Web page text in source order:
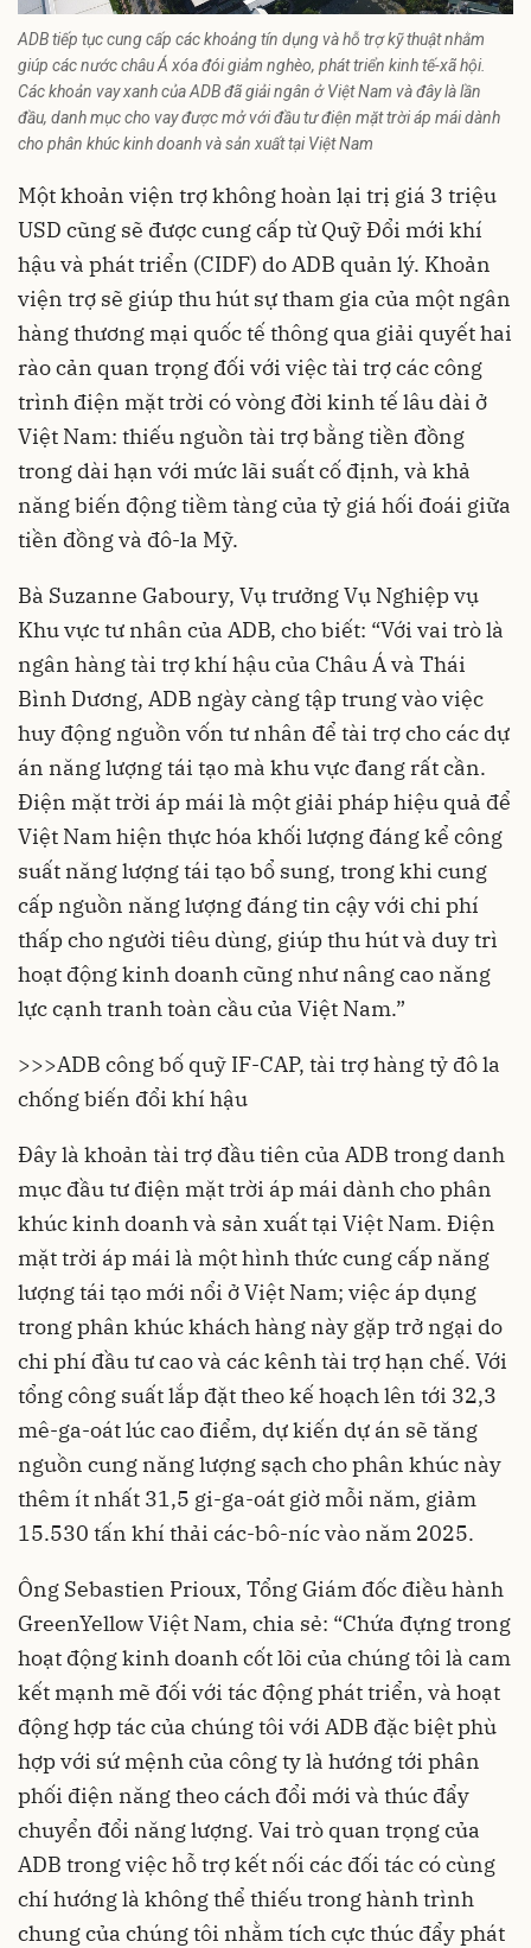
ADB tiếp tục cung cấp các khoảng tín dụng và hỗ trợ kỹ thuật nhằm
giúp các nước châu Á xóa đói giảm nghèo, phát triển kinh tế-xã hội.
Các khoản vay xanh của ADB đã giải ngân ở Việt Nam và đây là lần
đầu, danh mục cho vay được mở với đầu tư điện mặt trời áp mái dành
cho phân khúc kinh doanh và sản xuất tại Việt Nam
Một khoản viện trợ không hoàn lại trị giá 3 triệu
USD cũng sẽ được cung cấp từ Quỹ Đổi mới khí
hậu và phát triển (CIDF) do ADB quản lý. Khoản
viện trợ sẽ giúp thu hút sự tham gia của một ngân
hàng thương mại quốc tế thông qua giải quyết hai
rào cản quan trọng đối với việc tài trợ các công
trình điện mặt trời có vòng đời kinh tế lâu dài ở
Việt Nam: thiếu nguồn tài trợ bằng tiền đồng
trong dài hạn với mức lãi suất cố định, và khả
năng biến động tiềm tàng của tỷ giá hối đoái giữa
tiền đồng và đô-la Mỹ.
Bà Suzanne Gaboury, Vụ trưởng Vụ Nghiệp vụ
Khu vực tư nhân của ADB, cho biết: “Với vai trò là
ngân hàng tài trợ khí hậu của Châu Á và Thái
Bình Dương, ADB ngày càng tập trung vào việc
huy động nguồn vốn tư nhân để tài trợ cho các dự
án năng lượng tái tạo mà khu vực đang rất cần.
Điện mặt trời áp mái là một giải pháp hiệu quả để
Việt Nam hiện thực hóa khối lượng đáng kể công
suất năng lượng tái tạo bổ sung, trong khi cung
cấp nguồn năng lượng đáng tin cậy với chi phí
thấp cho người tiêu dùng, giúp thu hút và duy trì
hoạt động kinh doanh cũng như nâng cao năng
lực cạnh tranh toàn cầu của Việt Nam.”
>>>ADB công bố quỹ IF-CAP, tài trợ hàng tỷ đô la
chống biến đổi khí hậu
Đây là khoản tài trợ đầu tiên của ADB trong danh
mục đầu tư điện mặt trời áp mái dành cho phân
khúc kinh doanh và sản xuất tại Việt Nam. Điện
mặt trời áp mái là một hình thức cung cấp năng
lượng tái tạo mới nổi ở Việt Nam; việc áp dụng
trong phân khúc khách hàng này gặp trở ngại do
chi phí đầu tư cao và các kênh tài trợ hạn chế. Với
tổng công suất lắp đặt theo kế hoạch lên tới 32,3
mê-ga-oát lúc cao điểm, dự kiến dự án sẽ tăng
nguồn cung năng lượng sạch cho phân khúc này
thêm ít nhất 31,5 gi-ga-oát giờ mỗi năm, giảm
15.530 tấn khí thải các-bô-níc vào năm 2025.
Ông Sebastien Prioux, Tổng Giám đốc điều hành
GreenYellow Việt Nam, chia sẻ: “Chứa đựng trong
hoạt động kinh doanh cốt lõi của chúng tôi là cam
kết mạnh mẽ đối với tác động phát triển, và hoạt
động hợp tác của chúng tôi với ADB đặc biệt phù
hợp với sứ mệnh của công ty là hướng tới phân
phối điện năng theo cách đổi mới và thúc đẩy
chuyển đổi năng lượng. Vai trò quan trọng của
ADB trong việc hỗ trợ kết nối các đối tác có cùng
chí hướng là không thể thiếu trong hành trình
chung của chúng tôi nhằm tích cực thúc đẩy phát